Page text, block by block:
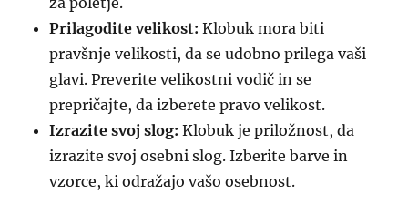
Prilagodite velikost: Klobuk mora biti
pravšnje velikosti, da se udobno prilega vaši
glavi. Preverite velikostni vodič in se
prepričajte, da izberete pravo velikost.
Izrazite svoj slog: Klobuk je priložnost, da
izrazite svoj osebni slog. Izberite barve in
vzorce, ki odražajo vašo osebnost.